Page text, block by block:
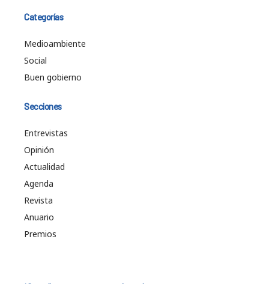
Categorías
Medioambiente
Social
Buen gobierno
Secciones
Entrevistas
Opinión
Actualidad
Agenda
Revista
Anuario
Premios